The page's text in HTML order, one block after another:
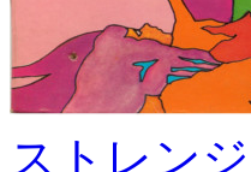
ストレンジ